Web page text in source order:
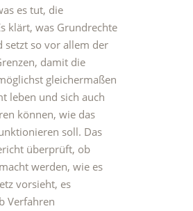
es tut, die
klärt, was Grundrechte
setzt so vor allem der
damit die
gleichermaßen
leben und sich auch
können, wie das
soll. Das
überprüft, ob
werden, wie es
vorsieht, es
Verfahren